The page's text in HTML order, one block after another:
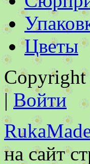
Цветы
| Войти
на сайт